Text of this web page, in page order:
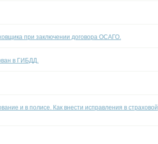
при заключении договора ОСАГО.
в ГИБДД.
и в полисе. Как внести исправления в страховой